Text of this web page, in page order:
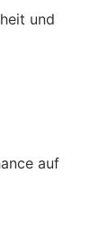
und
auf